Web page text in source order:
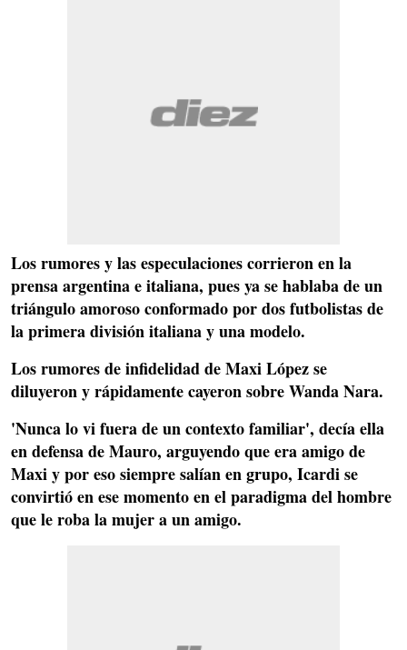
Los rumores y las especulaciones corrieron en la
prensa argentina e italiana, pues ya se hablaba de un
triángulo amoroso conformado por dos futbolistas de
la primera división italiana y una modelo.
Los rumores de infidelidad deMaxi López se
diluyeron y rápidamente cayeron sobre Wanda Nara.
'Nunca lo vi fuera de un contexto familiar', decía ella
en defensa de Mauro, arguyendo que era amigo de
Maxi y por eso siempre salían en grupo, Icardi se
convirtió en ese momento en el paradigma del hombre
que le roba la mujer a un amigo.